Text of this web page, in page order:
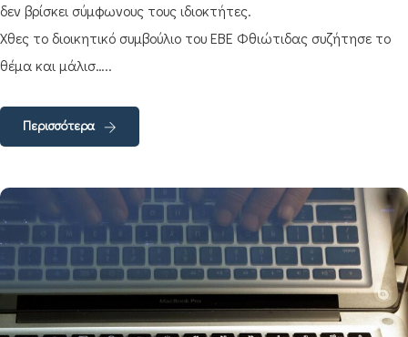
δεν βρίσκει σύμφωνους τους ιδιοκτήτες.
Χθες το διοικητικό συμβούλιο του ΕΒΕ Φθιώτιδας συζήτησε το
θέμα και μάλισ…..
Περισσότερα